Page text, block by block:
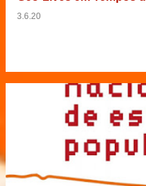
3.6.20